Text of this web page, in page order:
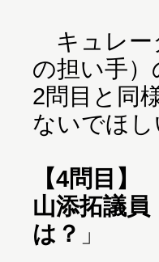
キュレー
の担い手
2問目と同
ないでほ
【4問目】
山添拓議員
は？ 」